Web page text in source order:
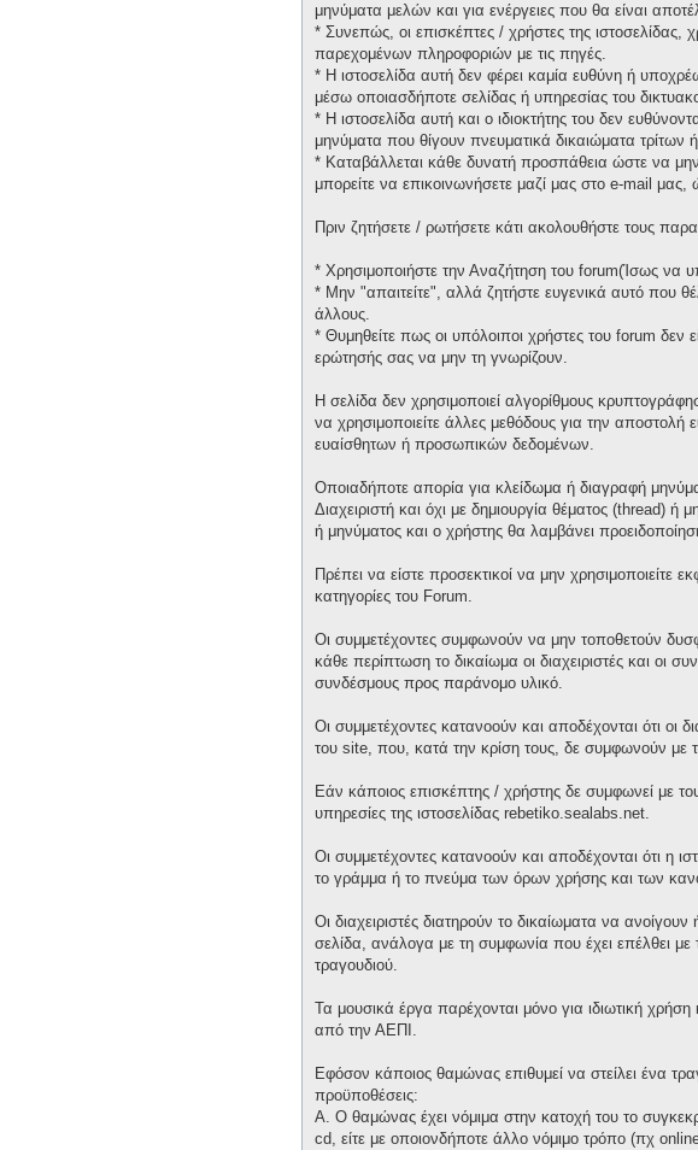
μηνύματα μελών και για ενέργειες που θα είναι
* Συνεπώς, οι επισκέπτες / χρήστες της ιστοσελίδας,
παρεχομένων πληροφοριών με τις πηγές.
* H ιστοσελίδα αυτή δεν φέρει καμία ευθύνη ή
μέσω οποιασδήποτε σελίδας ή υπηρεσίας του
* H ιστοσελίδα αυτή και ο ιδιοκτήτης του δεν
μηνύματα που θίγουν πνευματικά δικαιώματα τρίτων
* Καταβάλλεται κάθε δυνατή προσπάθεια ώστε να
μπορείτε να επικοινωνήσετε μαζί μας στο e-mail
Πριν ζητήσετε / ρωτήσετε κάτι ακολουθήστε τους
* Χρησιμοποιήστε την Αναζήτηση του forum(Ίσως να
* Μην "απαιτείτε", αλλά ζητήστε ευγενικά αυτό που
άλλους.
* Θυμηθείτε πως οι υπόλοιποι χρήστες του forum
ερώτησής σας να μην τη γνωρίζουν.
Η σελίδα δεν χρησιμοποιεί αλγορίθμους
να χρησιμοποιείτε άλλες μεθόδους για την
ευαίσθητων ή προσωπικών δεδομένων.
Οποιαδήποτε απορία για κλείδωμα ή διαγραφή
Διαχειριστή και όχι με δημιουργία θέματος (thread)
ή μηνύματος και ο χρήστης θα λαμβάνει
Πρέπει να είστε προσεκτικοί να μην χρησιμοποιείτε
κατηγορίες του Forum.
Οι συμμετέχοντες συμφωνούν να μην τοποθετούν
κάθε περίπτωση το δικαίωμα οι διαχειριστές και οι
συνδέσμους προς παράνομο υλικό.
Οι συμμετέχοντες κατανοούν και αποδέχονται ότι οι
του site, που, κατά την κρίση τους, δε συμφωνούν με
Εάν κάποιος επισκέπτης / χρήστης δε συμφωνεί με
υπηρεσίες της ιστοσελίδας rebetiko.sealabs.net.
Οι συμμετέχοντες κατανοούν και αποδέχονται ότι η
το γράμμα ή το πνεύμα των όρων χρήσης και των
Οι διαχειριστές διατηρούν το δικαίωματα να
σελίδα, ανάλογα με τη συμφωνία που έχει επέλθει
τραγουδιού.
Τα μουσικά έργα παρέχονται μόνο για ιδιωτική
από την ΑΕΠΙ.
Εφόσον κάποιος θαμώνας επιθυμεί να στείλει ένα
προϋποθέσεις:
Α. Ο θαμώνας έχει νόμιμα στην κατοχή του το
cd, είτε με οποιονδήποτε άλλο νόμιμο τρόπο (πχ